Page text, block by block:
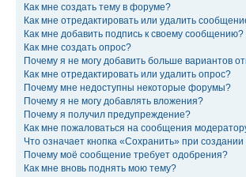
Как мне создать тему в форуме?
Как мне отредактировать или удалить
Как мне добавить подпись к своему сообщению?
Как мне создать опрос?
Почему я не могу добавить больше вариантов
Как мне отредактировать или удалить опрос?
Почему мне недоступны некоторые форумы?
Почему я не могу добавлять вложения?
Почему я получил предупреждение?
Как мне пожаловаться на сообщения
Что означает кнопка «Сохранить» при
Почему моё сообщение требует одобрения?
Как мне вновь поднять мою тему?